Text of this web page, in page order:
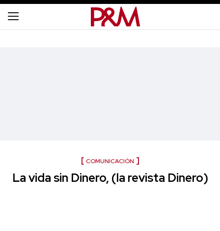
COMUNICACIÓN
La vida sin Dinero, (la revista Dinero)